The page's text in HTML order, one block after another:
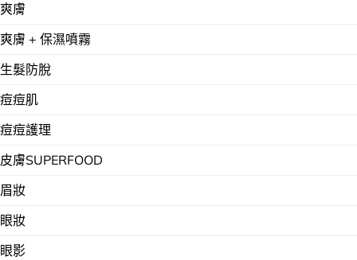
爽膚
爽膚 + 保濕噴霧
生髮防脫
痘痘肌
痘痘護理
皮膚SUPERFOOD
眉妝
眼妝
眼影